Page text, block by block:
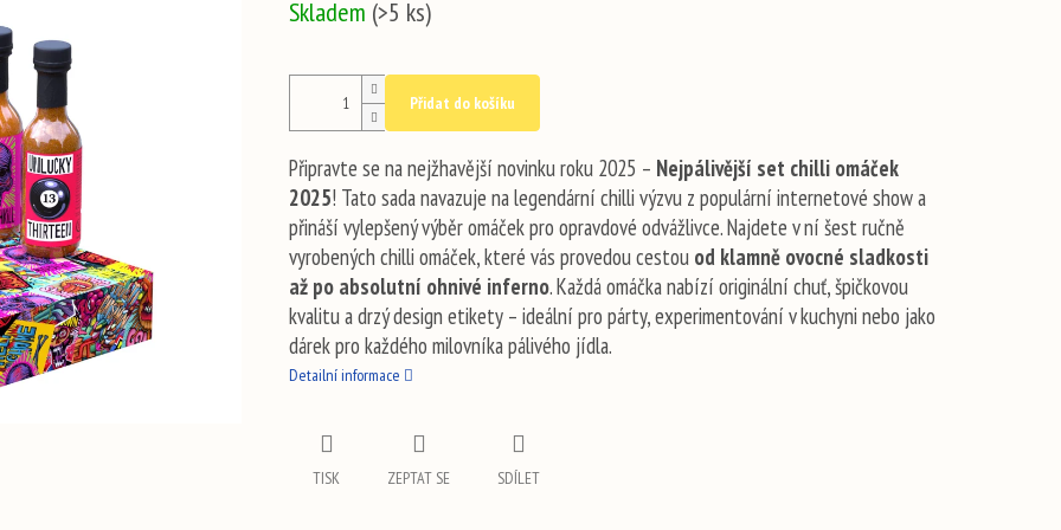
cena:
Skladem (>5 ks)
Přidat do košíku
Připravte se na nejžhavější novinku roku 2025 – Nejpálivější set chilli omáček
2025! Tato sada navazuje na legendární chilli výzvu z populární internetové show a
přináší vylepšený výběr omáček pro opravdové odvážlivce. Najdete v ní šest ručně
vyrobených chilli omáček, které vás provedou cestou od klamně ovocné sladkosti
až po absolutní ohnivé inferno. Každá omáčka nabízí originální chuť, špičkovou
kvalitu a drzý design etikety – ideální pro párty, experimentování v kuchyni nebo jako
dárek pro každého milovníka pálivého jídla.
Detailní informace
TISK ZEPTAT SE SDÍLET